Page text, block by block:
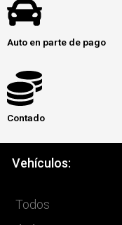
Auto en parte de pago
Contado
Vehículos:
Todos